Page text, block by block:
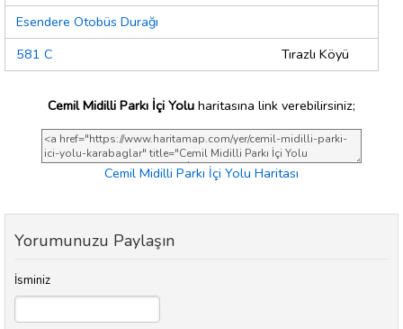
Esendere Otobüs Durağı
581 C
Tırazlı Köyü
Cemil Midilli Parkı İçi Yolu haritasına link verebilirsiniz;
Cemil Midilli Parkı İçi Yolu Haritası
Yorumunuzu Paylaşın
İsminiz